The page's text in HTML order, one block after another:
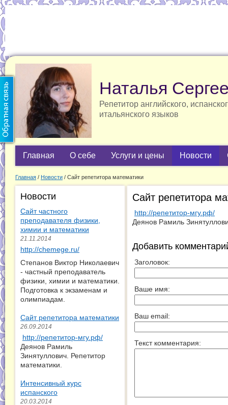
Наталья
Репетитор английского,
итальянского языков
Главная О себе Услуги и цены Новости
Главная / Новости / Сайт репетитора математики
Новости
Сайт частного
преподавателя физики,
химии и математики
21.11.2014
http://chemege.ru/
Степанов Виктор Николаевич
- частный преподаватель
физики, химии и математики.
Подготовка к экзаменам и
олимпиадам.
Сайт репетитора математики
26.09.2014
http://репетитор-мгу.рф/
Деянов Рамиль
Зинятуллович. Репетитор
математики.
Интенсивный курс
испанского
20.03.2014
Сайт репетитора
http://репетитор-мгу.рф/
Деянов Рамиль
Добавить
Заголовок:
Ваше имя:
Ваш email:
Текст комментария: